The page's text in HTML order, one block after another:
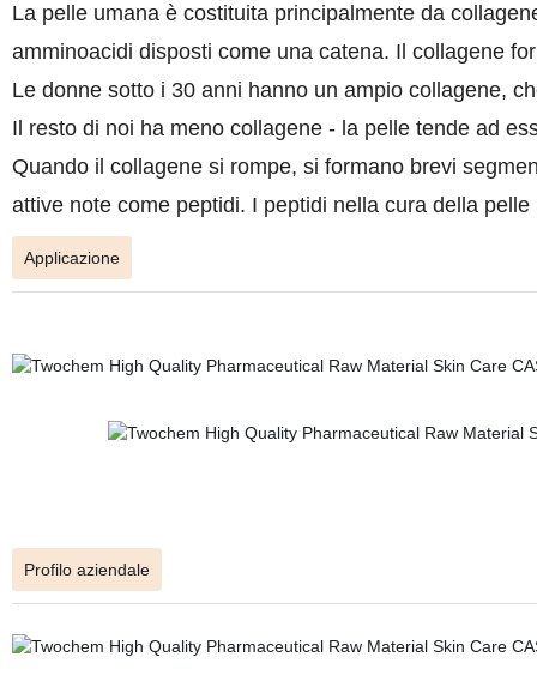
La pelle umana è costituita principalmente da
amminoacidi disposti come una catena. Il collagene
Le donne sotto i 30 anni hanno un ampio collagene,
Il resto di noi ha meno collagene - la pelle tende ad
Quando il collagene si rompe, si formano brevi
attive note come peptidi. I peptidi nella cura della
Applicazione
Profilo aziendale